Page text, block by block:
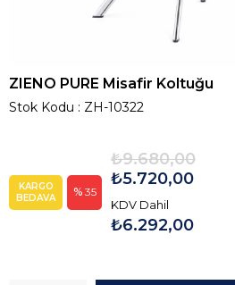
ZIENO PURE Misafir Koltuğu
Stok Kodu ZH-10322
KARGO
BEDAVA
35
₺9.680,00
₺5.720,00
KDV Dahil
₺6.292,00